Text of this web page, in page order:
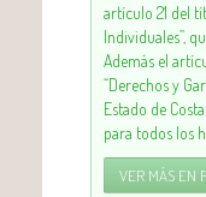
artículo 21 del
Individuales”,
Además el
“Derechos y
Estado de
para todos los
VER MÁS EN